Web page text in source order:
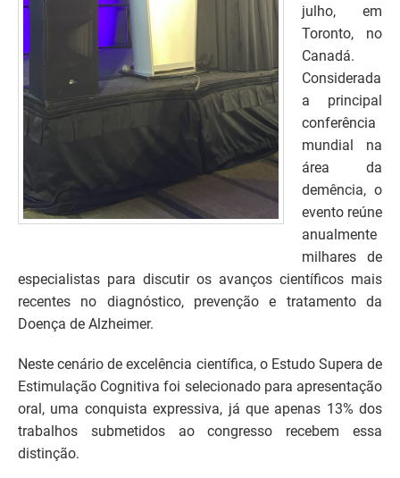
julho, em
Toronto, no
Canadá.
Considerada
a principal
conferência
mundial na
área da
demência, o
evento reúne
anualmente
milhares de
especialistas para discutir os avanços científicos mais
recentes no diagnóstico, prevenção e tratamento da
Doença de Alzheimer.
Neste cenário de excelência científica, o Estudo Supera de
Estimulação Cognitiva foi selecionado para apresentação
oral, uma conquista expressiva, já que apenas 13% dos
trabalhos submetidos ao congresso recebem essa
distinção.